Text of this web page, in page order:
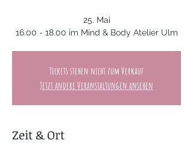
25. Mai
16.00 - 18.00 im Mind & Body Atelier Ulm
Tickets stehen nicht zum Verkauf
Jetzt andere Veranstaltungen ansehen
Zeit & Ort